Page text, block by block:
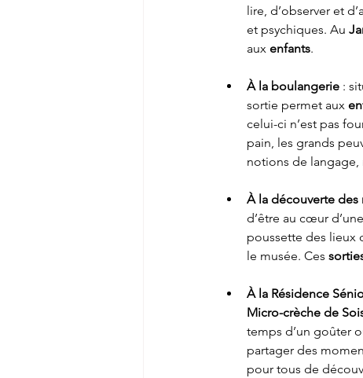
lire, d’observer et
et psychiques. Au
aux enfants.
À la boulangerie :
sortie permet aux
celui-ci n’est pas
pain, les grands
notions de langage,
À la découverte
d’être au cœur
poussette des lieux
le musée. Ces
À la Résidence
Micro-crèche de
temps d’un goûter
partager des
pour tous de